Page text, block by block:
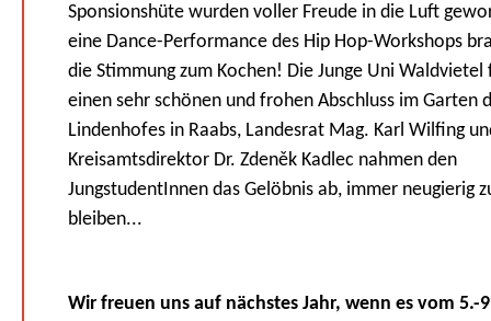
Sponsionshüte wurden voller Freude in die Luft
eine Dance-Performance des Hip Hop-Workshops
die Stimmung zum Kochen! Die Junge Uni Waldvietel
einen sehr schönen und frohen Abschluss im Garten
Lindenhofes in Raabs, Landesrat Mag. Karl Wilfing
Kreisamtsdirektor Dr. Zdeněk Kadlec nahmen den
JungstudentInnen das Gelöbnis ab, immer neugierig
bleiben...
Wir freuen uns auf nächstes Jahr, wenn es vom 5.-